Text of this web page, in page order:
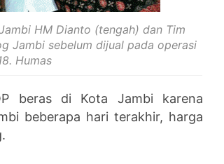
HM Dianto (tengah) dan Tim
Jambi sebelum dijual pada operasi
Humas
beras di Kota Jambi karena
beberapa hari terakhir, harga